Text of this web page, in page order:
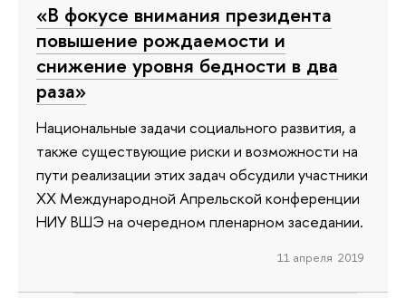
«В фокусе внимания президента
повышение рождаемости и
снижение уровня бедности в два
раза»
Национальные задачи социального развития, а
также существующие риски и возможности на
пути реализации этих задач обсудили участники
ХХ Международной Апрельской конференции
НИУ ВШЭ на очередном пленарном заседании.
11 апреля 2019